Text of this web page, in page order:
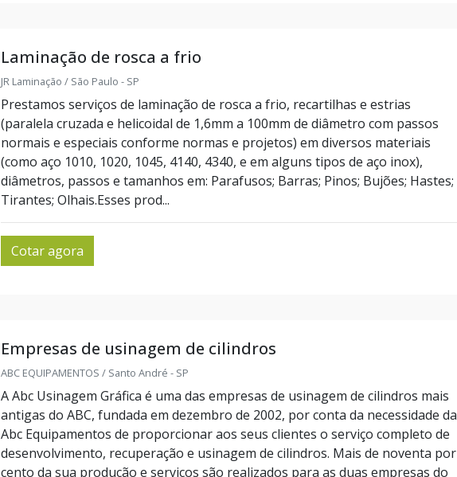
Laminação de rosca a frio
JR Laminação / São Paulo - SP
Prestamos serviços de laminação de rosca a frio, recartilhas e estrias
(paralela cruzada e helicoidal de 1,6mm a 100mm de diâmetro com passos
normais e especiais conforme normas e projetos) em diversos materiais
(como aço 1010, 1020, 1045, 4140, 4340, e em alguns tipos de aço inox),
diâmetros, passos e tamanhos em: Parafusos; Barras; Pinos; Bujões; Hastes;
Tirantes; Olhais.Esses prod...
Cotar agora
Empresas de usinagem de cilindros
ABC EQUIPAMENTOS / Santo André - SP
A Abc Usinagem Gráfica é uma das empresas de usinagem de cilindros mais
antigas do ABC, fundada em dezembro de 2002, por conta da necessidade da
Abc Equipamentos de proporcionar aos seus clientes o serviço completo de
desenvolvimento, recuperação e usinagem de cilindros. Mais de noventa por
cento da sua produção e serviços são realizados para as duas empresas do